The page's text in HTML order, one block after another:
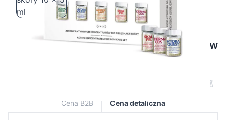
Farmona zestaw aktywnych koncentratów
Cena B2B Cena detaliczna